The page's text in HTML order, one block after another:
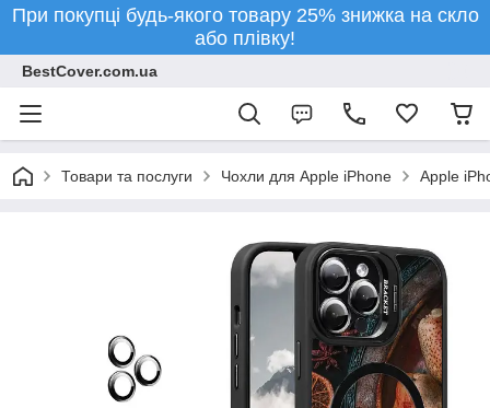
При покупці будь-якого товару 25% знижка на скло
або плівку!
BestCover.com.ua
Товари та послуги Чохли для Apple iPhone Apple